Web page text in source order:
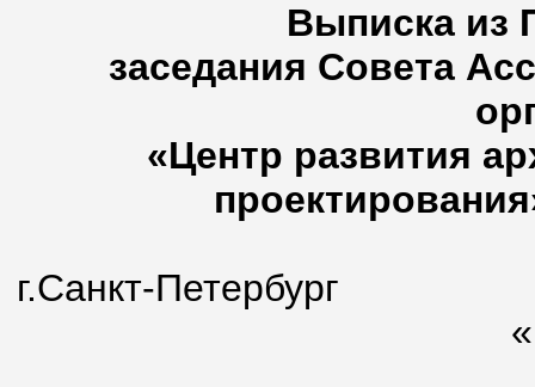
Выписка из
заседания Совета
«Центр развития
г.Санкт-
«16»